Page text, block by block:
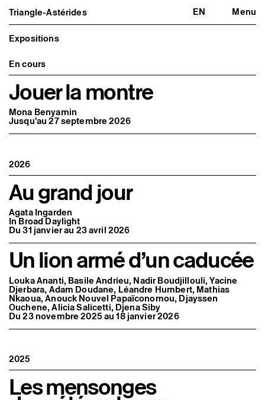
Triangle-Astérides EN Menu
Triangle-Astérides
Centre d’art contemporain
d’intérêt national
et résidence internationale d'artistes
Fermer
Présentation
Équipe et gouvernance
Partenaires et réseaux
Formation professionnelle
Adhérer / nous soutenir
Rapports d'activité
Programmation
Agenda : en cours et à venir
Événements
Programmation éditoriale
Médiation
Publics associés
Les Nouveaux Commanditaires
Artistes résident·es et associé·es
Résident·es
Hors-les-murs
Ancien·nes résident·es et artistes associé·es
Expositions
En cours
Jouer la montre
Mona Benyamin
Jusqu'au 27 septembre 2026
2026
Au grand jour
Agata Ingarden
In Broad Daylight
Du 31 janvier au 23 avril 2026
Un lion armé d’un caducée
Louka Ananti, Basile Andrieu, Nadir Boudjillouli, Yacine
Djerbara, Adam Doudane, Léandre Humbert, Mathias
Nkaoua, Anouck Nouvel Papaïconomou, Djayssen
Ouchene, Alicia Salicetti, Djena Siby
Du 23 novembre 2025 au 18 janvier 2026
2025
Les mensonges